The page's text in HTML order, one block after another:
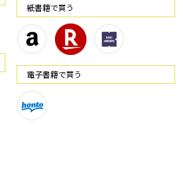
紙書籍で買う
電⼦書籍で買う